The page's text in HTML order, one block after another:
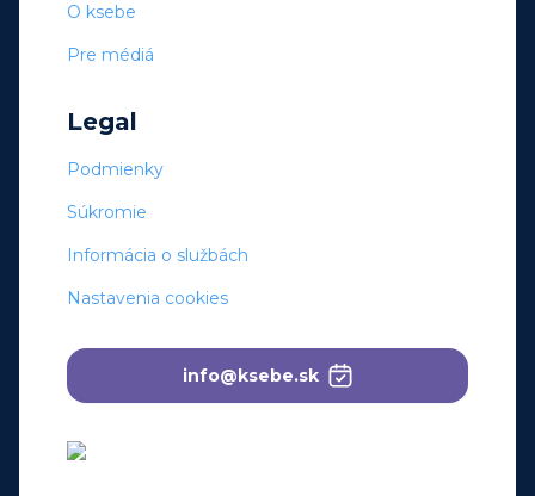
O ksebe
Pre médiá
Legal
Podmienky
Súkromie
Informácia o službách
Nastavenia cookies
info@ksebe.sk